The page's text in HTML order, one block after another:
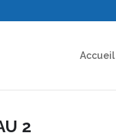
Accueil
2